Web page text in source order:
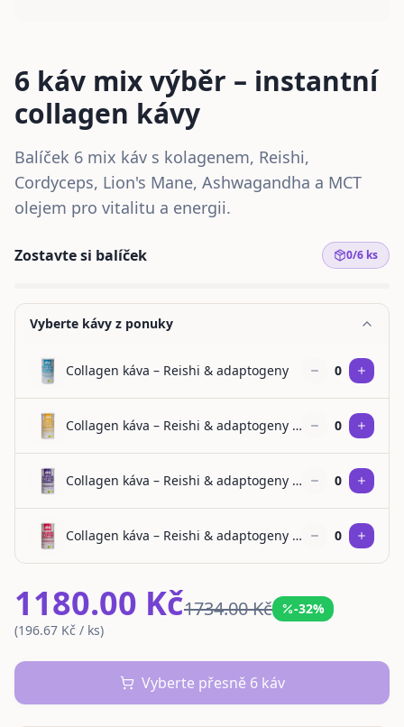
6 káv mix výběr – instantní
collagen kávy
Balíček 6 mix káv s kolagenem, Reishi,
Cordyceps, Lion's Mane, Ashwagandha a MCT
olejem pro vitalitu a energii.
Zostavte si balíček 0/6 ks
Vyberte kávy z ponuky
Collagen káva – Reishi & adaptogeny 0
Collagen káva – Reishi & adaptogeny – Ananas 0
Collagen káva – Reishi & adaptogeny – Elderberry 0
Collagen káva – Reishi & adaptogeny – Raspberry & Mint 0
1180.00 Kč1734.00 Kč -32%
(196.67 Kč / ks)
Vyberte přesně 6 káv